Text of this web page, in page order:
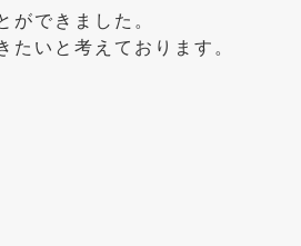
できました。
いと考えております。